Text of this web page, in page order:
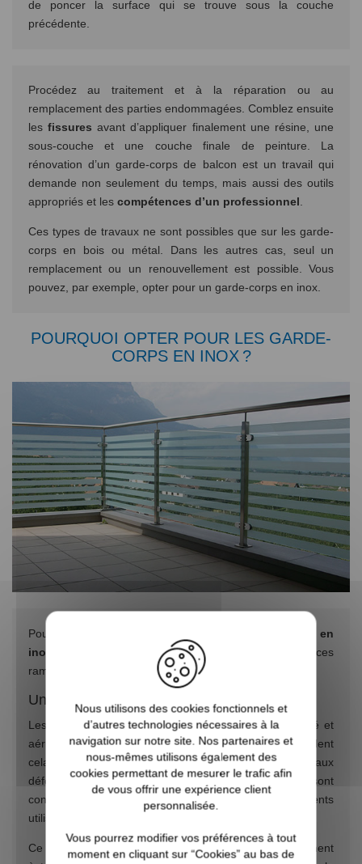
de poncer la surface qui se trouve sous la couche
précédente.
Procédez au traitement et à la réparation ou au
remplacement des parties endommagées. Comblez ensuite
les fissuresavant d’appliquer finalement une résine, une
sous-couche et une couche finale de peinture. La
rénovation d’un garde-corps de balcon est un travail qui
demande non seulement du temps, mais aussi des outils
appropriés et les compétences d’un professionnel.
Ces types de travaux ne sont possibles que sur les garde-
corps en bois ou métal. Dans les autres cas, seul un
remplacement ou un renouvellement est possible. Vous
pouvez, par exemple, opter pour un garde-corps en inox.
POURQUOI OPTER POUR LES GARDE-
CORPS EN INOX ?
Pour tous vos projets de rénovation, les
garde-corps en
inox
représentent un choix optimal. Faciles à installer, ces
rambardes offrent de nombreux avantages.
Un design élégant
Les garde-corps en inoxpossèdent un design épuré et
aérien. Les propriétés mécaniques de ce matériau rendent
cela possible. Grâce à leur grande résistance aux
déformations et aux chocs, ces types de garde-corps sont
connus pour leur solidité. Et ceci, bien que les éléments
utilisés soient fins.
Ce design minimaliste leur permet de s’intégrer facilement
Nous utilisons des cookies fonctionnels et
d’autres technologies nécessaires à la
navigation sur notre site. Nos partenaires et
nous-mêmes utilisons également des
cookies permettant de mesurer le trafic afin
de vous offrir une expérience client
personnalisée.
Vous pourrez modifier vos préférences à tout
moment en cliquant sur “Cookies” au bas de